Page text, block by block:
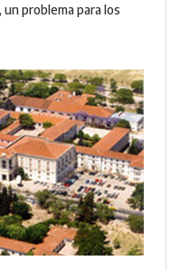
problema para los